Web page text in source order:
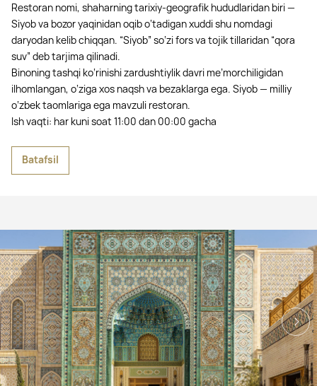
Restoran nomi, shaharning tarixiy-geografik hududlaridan biri —
Siyob va bozor yaqinidan oqib o‘tadigan xuddi shu nomdagi
daryodan kelib chiqqan. “Siyob” so‘zi fors va tojik tillaridan “qora
suv” deb tarjima qilinadi.
Binoning tashqi ko‘rinishi zardushtiylik davri me’morchiligidan
ilhomlangan, o‘ziga xos naqsh va bezaklarga ega. Siyob — milliy
o‘zbek taomlariga ega mavzuli restoran.
Ish vaqti: har kuni soat 11:00 dan 00:00 gacha
Batafsil